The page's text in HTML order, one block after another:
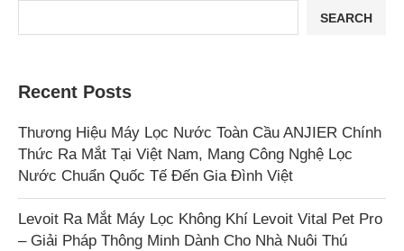
SEARCH
Recent Posts
Thương Hiệu Máy Lọc Nước Toàn Cầu ANJIER Chính
Thức Ra Mắt Tại Việt Nam, Mang Công Nghệ Lọc
Nước Chuẩn Quốc Tế Đến Gia Đình Việt
Levoit Ra Mắt Máy Lọc Không Khí Levoit Vital Pet Pro
– Giải Pháp Thông Minh Dành Cho Nhà Nuôi Thú